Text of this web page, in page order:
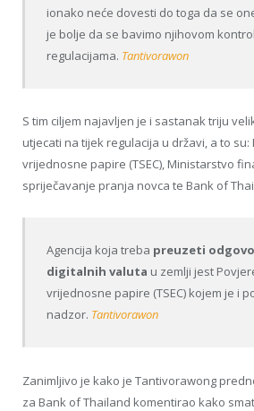
ionako neće dovesti do toga da se
je bolje da se bavimo njihovom
regulacijama. Tantivorawon
S tim ciljem najavljen je i sastanak triju
utjecati na tijek regulacija u državi, a to
vrijednosne papire (TSEC), Ministarstvo
spriječavanje pranja novca te Bank of
Agencija koja treba preuzeti
digitalnih valuta u zemlji jest
vrijednosne papire (TSEC) kojem je i
nadzor. Tantivorawon
Zanimljivo je kako je Tantivorawong
za Bank of Thailand komentirao kako